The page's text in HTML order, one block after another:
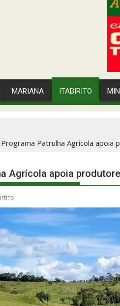
MARIANA ITABIRITO
Programa Patrulha Agrícola
Agrícola apoia